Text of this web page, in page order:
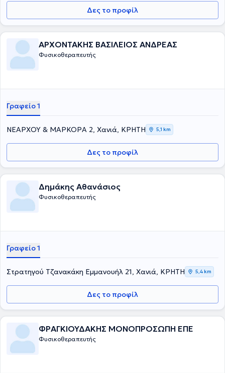
Δες το προφίλ
ΑΡΧΟΝΤΑΚΗΣ ΒΑΣΙΛΕΙΟΣ ΑΝΔΡΕΑΣ
Φυσικοθεραπευτής
Γραφείο 1
ΝΕΑΡΧΟΥ & ΜΑΡΚΟΡΑ 2, Χανιά, ΚΡΗΤΗ 5,1 km
Δες το προφίλ
Δημάκης Αθανάσιος
Φυσικοθεραπευτής
Γραφείο 1
Στρατηγού Τζανακάκη Εμμανουήλ 21, Χανιά, ΚΡΗΤΗ 5,4 km
Δες το προφίλ
ΦΡΑΓΚΙΟΥΔΑΚΗΣ ΜΟΝΟΠΡΟΣΩΠΗ ΕΠΕ
Φυσικοθεραπευτής